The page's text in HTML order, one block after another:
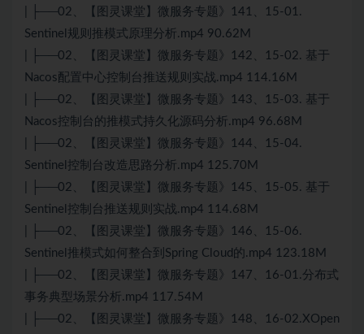
| ├──02、【图灵课堂】微服务专题》141、15-01.
Sentinel规则推模式原理分析.mp4 90.62M
| ├──02、【图灵课堂】微服务专题》142、15-02. 基于
Nacos配置中心控制台推送规则实战.mp4 114.16M
| ├──02、【图灵课堂】微服务专题》143、15-03. 基于
Nacos控制台的推模式持久化源码分析.mp4 96.68M
| ├──02、【图灵课堂】微服务专题》144、15-04.
Sentinel控制台改造思路分析.mp4 125.70M
| ├──02、【图灵课堂】微服务专题》145、15-05. 基于
Sentinel控制台推送规则实战.mp4 114.68M
| ├──02、【图灵课堂】微服务专题》146、15-06.
Sentinel推模式如何整合到Spring Cloud的.mp4 123.18M
| ├──02、【图灵课堂】微服务专题》147、16-01.分布式
事务典型场景分析.mp4 117.54M
| ├──02、【图灵课堂】微服务专题》148、16-02.XOpen